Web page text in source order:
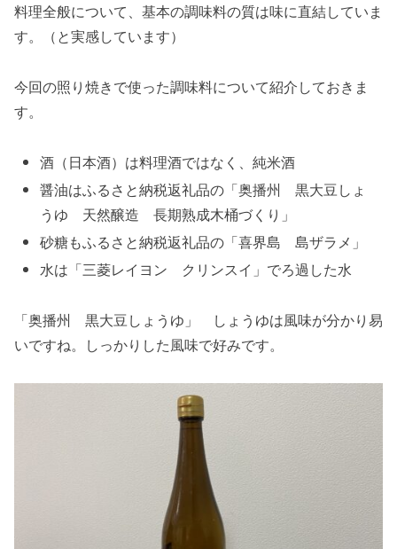
料理全般について、基本の調味料の質は味に直結していま
す。（と実感しています）
今回の照り焼きで使った調味料について紹介しておきま
す。
酒（日本酒）は料理酒ではなく、純米酒
醤油はふるさと納税返礼品の「奥播州 黒大豆しょ
うゆ 天然醸造 長期熟成木桶づくり」
砂糖もふるさと納税返礼品の「喜界島 島ザラメ」
水は「三菱レイヨン クリンスイ」でろ過した水
「奥播州 黒大豆しょうゆ」 しょうゆは風味が分かり易
いですね。しっかりした風味で好みです。